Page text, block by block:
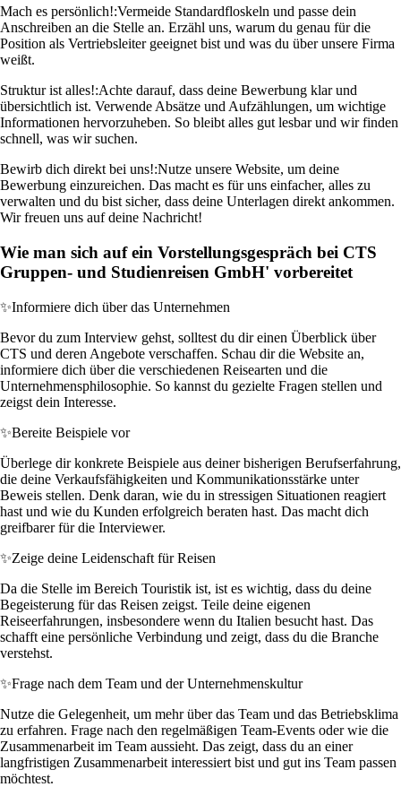
Mach es persönlich!:Vermeide Standardfloskeln und passe dein
Anschreiben an die Stelle an. Erzähl uns, warum du genau für die
Position als Vertriebsleiter geeignet bist und was du über unsere Firma
weißt.
Struktur ist alles!:Achte darauf, dass deine Bewerbung klar und
übersichtlich ist. Verwende Absätze und Aufzählungen, um wichtige
Informationen hervorzuheben. So bleibt alles gut lesbar und wir finden
schnell, was wir suchen.
Bewirb dich direkt bei uns!:Nutze unsere Website, um deine
Bewerbung einzureichen. Das macht es für uns einfacher, alles zu
verwalten und du bist sicher, dass deine Unterlagen direkt ankommen.
Wir freuen uns auf deine Nachricht!
Wie man sich auf ein Vorstellungsgespräch bei CTS
Gruppen- und Studienreisen GmbH' vorbereitet
✨Informiere dich über das Unternehmen
Bevor du zum Interview gehst, solltest du dir einen Überblick über
CTS und deren Angebote verschaffen. Schau dir die Website an,
informiere dich über die verschiedenen Reisearten und die
Unternehmensphilosophie. So kannst du gezielte Fragen stellen und
zeigst dein Interesse.
✨Bereite Beispiele vor
Überlege dir konkrete Beispiele aus deiner bisherigen Berufserfahrung,
die deine Verkaufsfähigkeiten und Kommunikationsstärke unter
Beweis stellen. Denk daran, wie du in stressigen Situationen reagiert
hast und wie du Kunden erfolgreich beraten hast. Das macht dich
greifbarer für die Interviewer.
✨Zeige deine Leidenschaft für Reisen
Da die Stelle im Bereich Touristik ist, ist es wichtig, dass du deine
Begeisterung für das Reisen zeigst. Teile deine eigenen
Reiseerfahrungen, insbesondere wenn du Italien besucht hast. Das
schafft eine persönliche Verbindung und zeigt, dass du die Branche
verstehst.
✨Frage nach dem Team und der Unternehmenskultur
Nutze die Gelegenheit, um mehr über das Team und das Betriebsklima
zu erfahren. Frage nach den regelmäßigen Team-Events oder wie die
Zusammenarbeit im Team aussieht. Das zeigt, dass du an einer
langfristigen Zusammenarbeit interessiert bist und gut ins Team passen
möchtest.